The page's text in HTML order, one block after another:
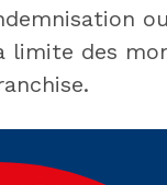
limite des